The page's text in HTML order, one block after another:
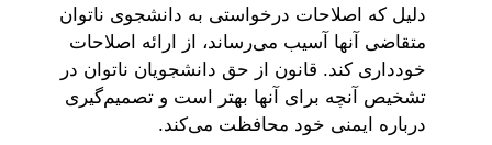
دلیل که اصلاحات درخواستی به دانشجوی ناتوان
متقاضی آنها آسیب می‌رساند، از ارائه اصلاحات
خودداری کند. قانون از حق دانشجویان ناتوان در
تشخیص آنچه برای آنها بهتر است و تصمیم‌گیری
درباره ایمنی خود محافظت می‌کند.